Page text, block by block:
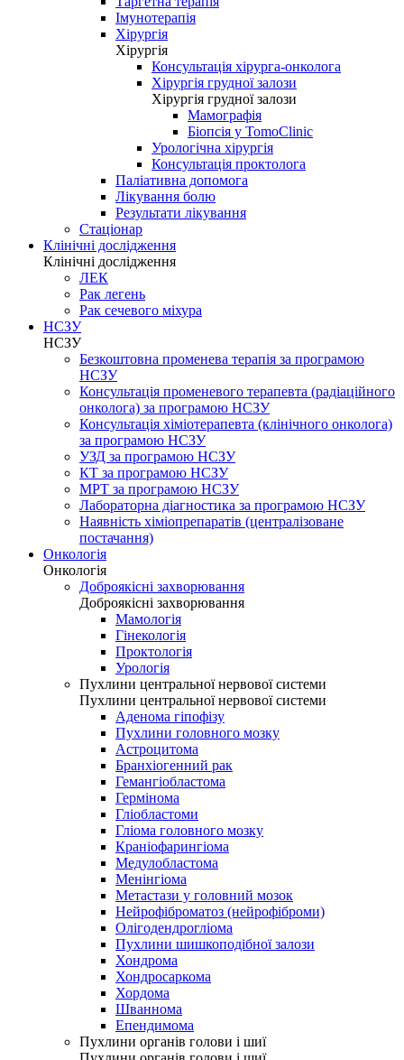
Імунотерапія
Хірургія
Хірургія
Консультація хірурга-онколога
Хірургія грудної залози
Хірургія грудної залози
Мамографія
Біопсія у TomoClinic
Урологічна хірургія
Консультація проктолога
Паліативна допомога
Лікування болю
Результати лікування
Стаціонар
Клінічні дослідження
Клінічні дослідження
ЛЕК
Рак легень
Рак сечевого міхура
НСЗУ
НСЗУ
Безкоштовна променева терапія за програмою
НСЗУ
Консультація променевого терапевта (радіаційного
онколога) за програмою НСЗУ
Консультація хіміотерапевта (клінічного онколога)
за програмою НСЗУ
УЗД за програмою НСЗУ
КТ за програмою НСЗУ
МРТ за програмою НСЗУ
Лабораторна діагностика за програмою НСЗУ
Наявність хіміопрепаратів (централізоване
постачання)
Онкологія
Онкологія
Доброякісні захворювання
Доброякісні захворювання
Мамологія
Гінекологія
Проктологія
Урологія
Пухлини центральної нервової системи
Пухлини центральної нервової системи
Аденома гіпофізу
Пухлини головного мозку
Астроцитома
Бранхіогенний рак
Гемангіобластома
Гермінома
Гліобластоми
Гліома головного мозку
Краніофарингіома
Медулобластома
Менінгіома
Метастази у головний мозок
Нейрофіброматоз (нейрофіброми)
Олігодендрогліома
Пухлини шишкоподібної залози
Хондрома
Хондросаркома
Хордома
Шваннома
Епендимома
Пухлини органів голови і шиї